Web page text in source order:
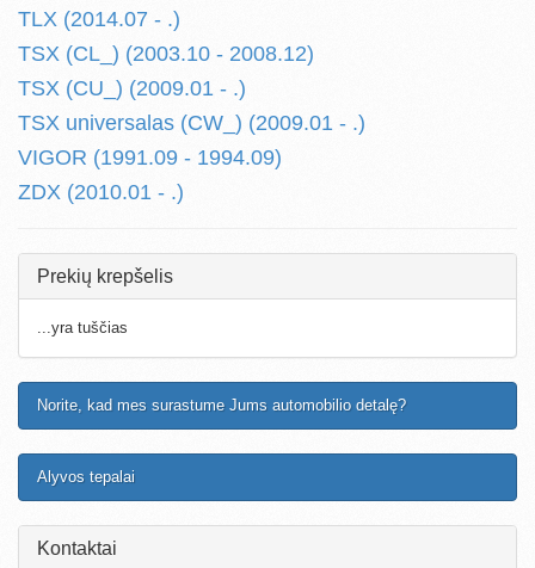
TLX (2014.07 - .)
TSX (CL_) (2003.10 - 2008.12)
TSX (CU_) (2009.01 - .)
TSX universalas (CW_) (2009.01 - .)
VIGOR (1991.09 - 1994.09)
ZDX (2010.01 - .)
Prekių krepšelis
...yra tuščias
Norite, kad mes surastume Jums automobilio detalę?
Alyvos tepalai
Kontaktai